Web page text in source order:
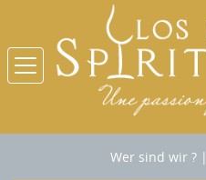
Wer sind wir ?|